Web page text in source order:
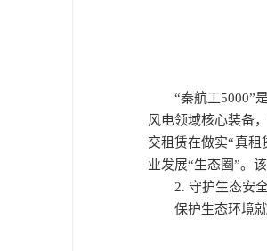
“秦航工5000”
风电领域核心装备
交租赁在做实“真
业发展“生态圈”。
2. 守护生态安
保护生态环境